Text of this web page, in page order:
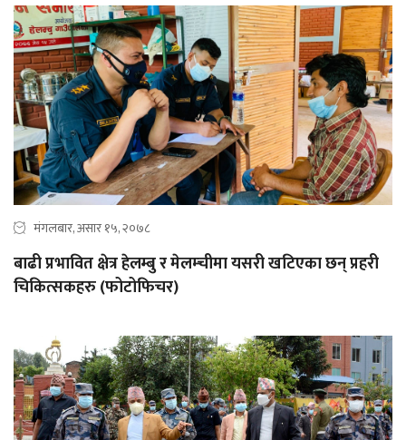
मंगलबार, असार १५, २०७८
बाढी प्रभावित क्षेत्र हेलम्बु र मेलम्चीमा यसरी खटिएका छन् प्रहरी
चिकित्सकहरु (फोटोफिचर)